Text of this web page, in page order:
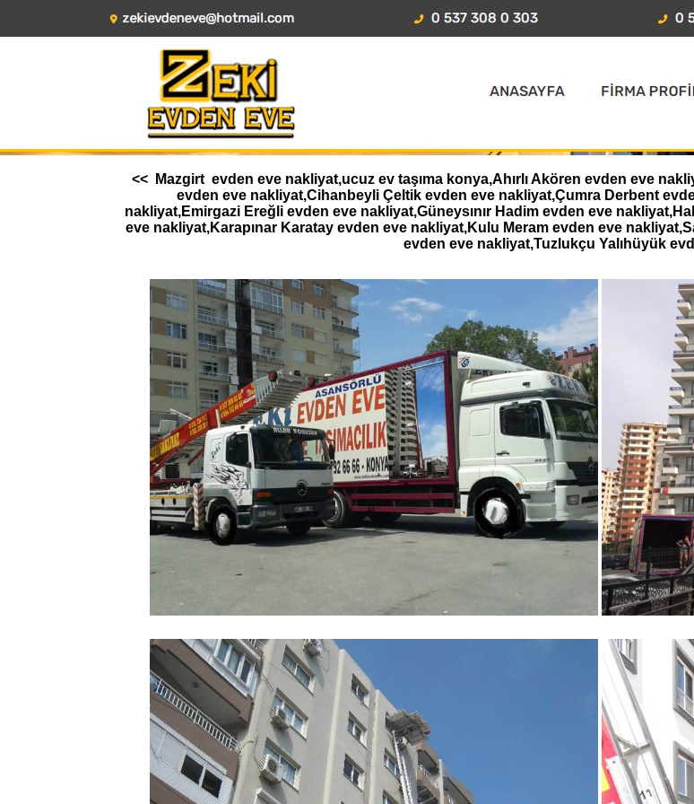
<< Mazgirt evden eve nakliyat,ucuz ev taşıma konya,Ahırlı Akören evden eve
evden eve nakliyat,Cihanbeyli Çeltik evden eve nakliyat,Çumra Derbent
nakliyat,Emirgazi Ereğli evden eve nakliyat,Güneysınır Hadim evden eve
eve nakliyat,Karapınar Karatay evden eve nakliyat,Kulu Meram evden eve
evden eve nakliyat,Tuzlukçu Yalıhüyük